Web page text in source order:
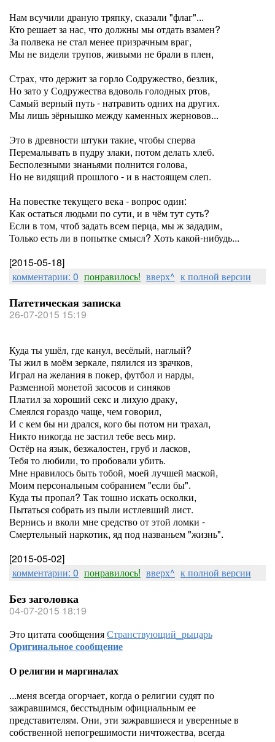
Нам всучили драную тряпку, сказали "флаг"...
Кто решает за нас, что должны мы отдать взамен?
За полвека не стал менее призрачным враг,
Мы не видели трупов, живыми не брали в плен,
Страх, что держит за горло Содружество, безлик,
Но зато у Содружества вдоволь голодных ртов,
Самый верный путь - натравить одних на других.
Мы лишь зёрнышко между каменных жерновов...
Это в древности штуки такие, чтобы сперва
Перемалывать в пудру злаки, потом делать хлеб.
Бесполезными знаньями полнится голова,
Но не видящий прошлого - и в настоящем слеп.
На повестке текущего века - вопрос один:
Как остаться людьми по сути, и в чём тут суть?
Если в том, чтоб задать всем перца, мы ж зададим,
Только есть ли в попытке смысл? Хоть какой-нибудь...
[2015-05-18]
комментарии: 0 понравилось! вверх^ к полной версии
Патетическая записка
26-07-2015 15:19
Куда ты ушёл, где канул, весёлый, наглый?
Ты жил в моём зеркале, пялился из зрачков,
Играл на желания в покер, футбол и нарды,
Разменной монетой засосов и синяков
Платил за хороший секс и лихую драку,
Смеялся гораздо чаще, чем говорил,
И с кем бы ни дрался, кого бы потом ни трахал,
Никто никогда не застил тебе весь мир.
Остёр на язык, безжалостен, груб и ласков,
Тебя то любили, то пробовали убить.
Мне нравилось быть тобой, моей лучшей маской,
Моим персональным собранием "если бы".
Куда ты пропал? Так тошно искать осколки,
Пытаться собрать из пыли истлевший лист.
Вернись и вколи мне средство от этой ломки -
Смертельный наркотик, яд под названьем "жизнь".
[2015-05-02]
комментарии: 0 понравилось! вверх^ к полной версии
Без заголовка
04-07-2015 18:19
Это цитата сообщенияСтранствующий_рыцарь
Оригинальное сообщение
О религии и маргиналах
...меня всегда огорчает, когда о религии судят по
зажравшимся, бесстыдным официальным ее
представителям. Они, эти зажравшиеся и уверенные в
собственной непогрешимости ничтожества, всегда